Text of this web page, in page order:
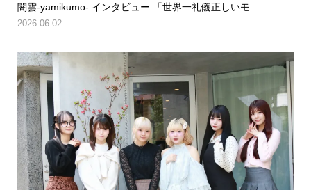
闇雲-yamikumo- インタビュー 「世界一礼儀正しいモ...
2026.06.02